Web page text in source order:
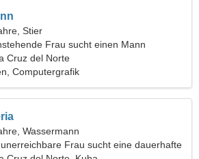
Stier
Frau sucht einen Mann
Cruz del Norte
Computergrafik
Wassermann
Frau sucht eine dauerhafte